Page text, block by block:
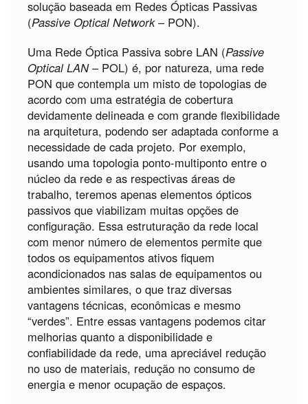
solução baseada em Redes Ópticas Passivas
(Passive Optical Network– PON).
Uma Rede Óptica Passiva sobre LAN (Passive
Optical LAN– POL) é, por natureza, uma rede
PON que contempla um misto de topologias de
acordo com uma estratégia de cobertura
devidamente delineada e com grande flexibilidade
na arquitetura, podendo ser adaptada conforme a
necessidade de cada projeto. Por exemplo,
usando uma topologia ponto-multiponto entre o
núcleo da rede e as respectivas áreas de
trabalho, teremos apenas elementos ópticos
passivos que viabilizam muitas opções de
configuração. Essa estruturação da rede local
com menor número de elementos permite que
todos os equipamentos ativos fiquem
acondicionados nas salas de equipamentos ou
ambientes similares, o que traz diversas
vantagens técnicas, econômicas e mesmo
“verdes”. Entre essas vantagens podemos citar
melhorias quanto a disponibilidade e
confiabilidade da rede, uma apreciável redução
no uso de materiais, redução no consumo de
energia e menor ocupação de espaços.